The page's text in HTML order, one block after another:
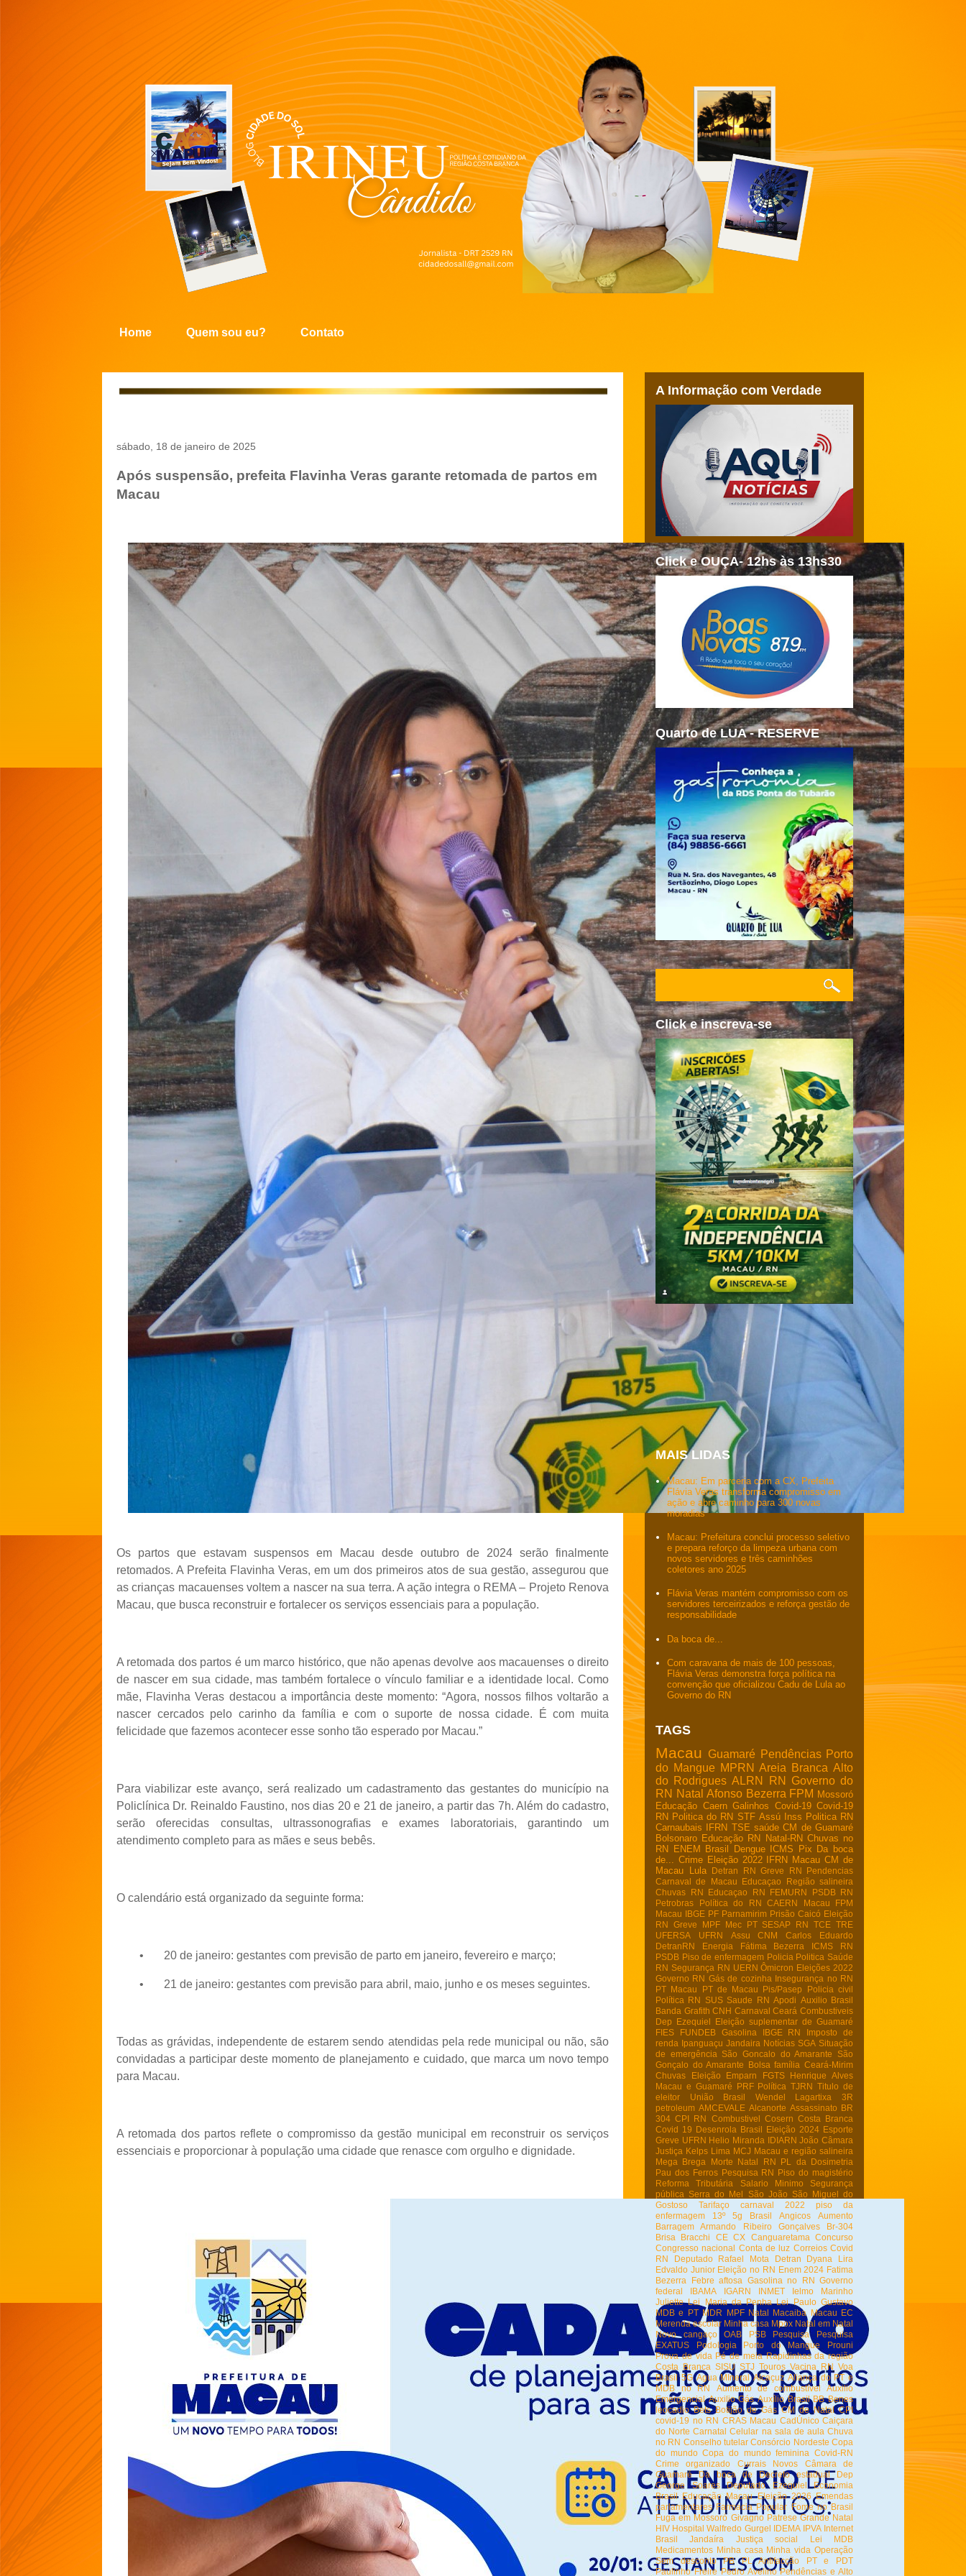
Home Quem sou eu? Contato
sábado, 18 de janeiro de 2025
Após suspensão, prefeita Flavinha Veras garante retomada de partos em
Macau
Os partos que estavam suspensos em Macau desde outubro de 2024 serão finalmente
retomados. A Prefeita Flavinha Veras, em um dos primeiros atos de sua gestão, assegurou que
as crianças macauenses voltem a nascer na sua terra. A ação integra o REMA – Projeto Renova
Macau, que busca reconstruir e fortalecer os serviços essenciais para a população.
A retomada dos partos é um marco histórico, que não apenas devolve aos macauenses o direito
de nascer em sua cidade, mas também fortalece o vínculo familiar e a identidade local. Como
mãe, Flavinha Veras destacou a importância deste momento: “Agora, nossos filhos voltarão a
nascer cercados pelo carinho da família e com o suporte de nossa cidade. É com muita
felicidade que fazemos acontecer esse sonho tão esperado por Macau.”
Para viabilizar este avanço, será realizado um cadastramento das gestantes do município na
Policlínica Dr. Reinaldo Faustino, nos dias 20 e 21 de janeiro, a partir das 7h. Além do cadastro,
serão oferecidas consultas, ultrassonografias e exames laboratoriais, garantindo um
atendimento completo para as mães e seus bebês.
O calendário está organizado da seguinte forma:
• 20 de janeiro: gestantes com previsão de parto em janeiro, fevereiro e março;
• 21 de janeiro: gestantes com previsão para abril, maio, junho e os meses seguintes.
Todas as grávidas, independente de estarem sendo atendidas pela rede municipal ou não, são
convidadas a participar deste momento de planejamento e cuidado, que marca um novo tempo
para Macau.
A retomada dos partos reflete o compromisso da gestão municipal em reconstruir os serviços
essenciais e proporcionar à população uma cidade que renasce com orgulho e dignidade.
A Informação com Verdade
Click e OUÇA- 12hs às 13hs30
Quarto de LUA - RESERVE
Click e inscreva-se
MAIS LIDAS
Macau: Em parceria com a CX, Prefeita
Flávia Veras transforma compromisso em
ação e abre caminho para 300 novas
moradias
Macau: Prefeitura conclui processo seletivo
e prepara reforço da limpeza urbana com
novos servidores e três caminhões
coletores ano 2025
Flávia Veras mantém compromisso com os
servidores terceirizados e reforça gestão de
responsabilidade
Da boca de...
Com caravana de mais de 100 pessoas,
Flávia Veras demonstra força política na
convenção que oficializou Cadu de Lula ao
Governo do RN
TAGS
Macau Guamaré Pendências Porto
do Mangue MPRN Areia Branca Alto
do Rodrigues ALRN RN
Governo do
RN Natal Afonso Bezerra FPM Mossoró
Educação Caern Galinhos Covid-19 Covid-19
RN Politica do RN STF Assú Inss Politica RN
Carnaubais
IFRN TSE saúde CM de Guamaré
Bolsonaro Educação RN Natal-RN Chuvas no
RN
ENEM Brasil Dengue ICMS Pix Da boca
de...
Crime Eleição 2022 IFRN Macau CM de
Macau
Lula Detran RN Greve RN
Pendencias
Carnaval de Macau
Educaçao
Região salineira
Chuvas RN
Educaçao RN FEMURN
PSDB RN
Petrobras
Política do RN CAERN Macau
FPM
Macau IBGE PF Parnamirim Prisão Caicó Eleição
RN
Greve MPF Mec PT SESAP RN TCE TRE
UFERSA
UFRN Assu CNM
Carlos Eduardo
DetranRN
Energia Fátima Bezerra
ICMS RN
PSDB Piso de enfermagem Policia Politica Saúde
RN Segurança RN UERN Ômicron Eleições 2022
Governo RN Gás de cozinha Insegurança no RN
PT Macau
PT de Macau Pis/Pasep
Policia civil
Política RN
SUS Saude RN Apodi Auxilio Brasil
Banda Grafith CNH Carnaval Ceará Combustiveis
Dep Ezequiel
Eleição suplementar de Guamaré
FIES
FUNDEB Gasolina IBGE RN
Imposto de
renda Ipanguaçu Jandaira Notícias SGA Situação
de emergência
São Goncalo do Amarante
São
Gonçalo do Amarante
Bolsa família Ceará-Mirim
Chuvas
Eleição Emparn FGTS
Henrique Alves
Macau e Guamaré
PRF Política TJRN Titulo de
eleitor
União Brasil Wendel Lagartixa
3R
petroleum AMCEVALE Alcanorte Assassinato BR
304 CPI RN Combustivel Cosern Costa Branca
Covid 19 Desenrola Brasil Eleição 2024 Esporte
Greve UFRN Helio Miranda IDIARN João Câmara
Justiça Kelps Lima MCJ Macau e região salineira
Mega Brega
Morte Natal RN
PL da Dosimetria
Pau dos Ferros Pesquisa RN Piso do magistério
Reforma Tributária
Salario Minimo
Segurança
pública
Serra do Mel São João
São Miguel do
Gostoso
Tarifaço carnaval 2022
piso da
enfermagem
13º 5g Brasil Angicos
Aumento
Barragem Armando Ribeiro Gonçalves
Br-304
Brisa Bracchi
CE CX Canguaretama
Concurso
Congresso nacional Conta de luz Correios Covid
RN
Deputado Rafael Mota Detran
Dyana Lira
Edvaldo Junior Eleição no RN Enem 2024 Fatima
Bezerra
Febre aftosa Gasolina no RN Governo
federal
IBAMA IGARN INMET
Ielmo Marinho
Juliette Lei Maria da Penha Lei Paulo Gustavo
MDB e PT MDR MPF Natal Macaiba Macau EC
Merenda escolar Minha casa Mpox Natal em Natal
Novo cangaço
OAB PSB Pesquisa
Pesquisa
EXATUS
Podologia Porto do Mangue
Prouni
Prova de vida Pé de meia Rapidinhas da região
Costa Branca SISU STJ Touros Vacina RN Voa
Brasil 5G Agua MIneral Alcaçuz Aliança do PT e
MDB no RN
Aumento de combustível
Auxilio
Emergencial Auxilio Gás Auxílio Brasil BB Benes
leocadio Bets Botijão de Gás CM de Natal CPI
covid-19 no RN CRAS Macau CadÚnico Caiçara
do Norte Carnatal Celular na sala de aula Chuva
no RN Conselho tutelar Consórcio Nordeste Copa
do mundo Copa do mundo feminina
Covid-RN
Crime organizado
Currais Novos
Câmara de
Guamaré
Da boca de Decreto estadual
Dep
George Soares
Deputado Ezequiel
Economia
Brasil Educação Macau Eleição 2026 Emendas
parlamentares Farmacia Popular Fome no Brasil
Fuga em Mossoró Givagno Patrese Grande Natal
HIV Hospital Walfredo Gurgel IDEMA IPVA Internet
Brasil
Jandaíra Justiça social Lei
MDB
Medicamentos Minha casa Minha vida Operação
Sem desconto
PB PL Antifacção
PT e PDT
Paulinho Freire Pedro Avelino Pendências e Alto